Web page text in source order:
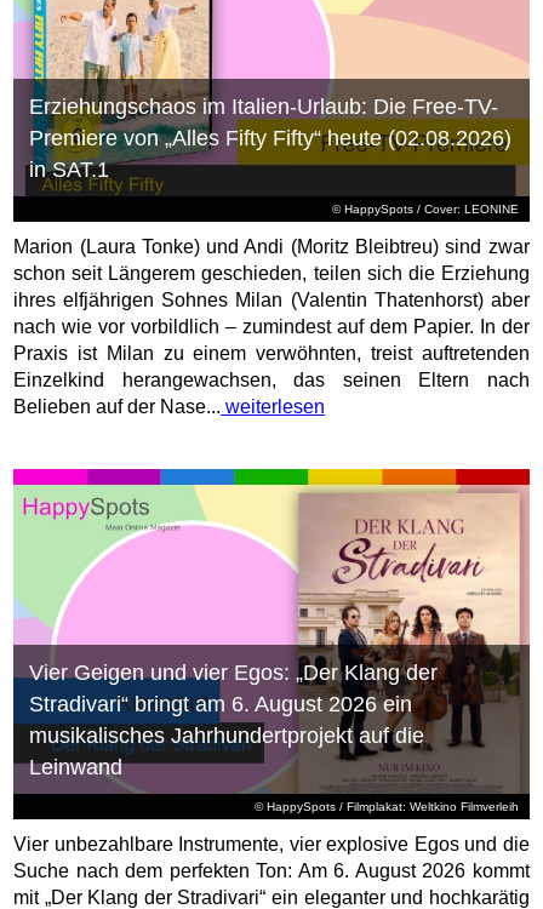
© HappySpots / Cover: LEONINE
Erziehungschaos im Italien-Urlaub: Die Free-TV-
Premiere von „Alles Fifty Fifty“ heute (02.08.2026)
in SAT.1
Marion (Laura Tonke) und Andi (Moritz Bleibtreu) sind zwar
schon seit Längerem geschieden, teilen sich die Erziehung
ihres elfjährigen Sohnes Milan (Valentin Thatenhorst) aber
nach wie vor vorbildlich – zumindest auf dem Papier. In der
Praxis ist Milan zu einem verwöhnten, treist auftretenden
Einzelkind herangewachsen, das seinen Eltern nach
Belieben auf der Nase... weiterlesen
© HappySpots / Filmplakat: Weltkino Filmverleih
Vier Geigen und vier Egos: „Der Klang der
Stradivari“ bringt am 6. August 2026 ein
musikalisches Jahrhundertprojekt auf die
Leinwand
Vier unbezahlbare Instrumente, vier explosive Egos und die
Suche nach dem perfekten Ton: Am 6. August 2026 kommt
mit „Der Klang der Stradivari“ ein eleganter und hochkarätig